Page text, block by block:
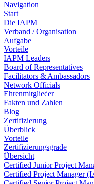
Navigation
Start
Die IAPM
Verband / Organisation
Aufgabe
Vorteile
IAPM Leaders
Board of Representatives
Facilitators & Ambassadors
Network Officials
Ehrenmitglieder
Fakten und Zahlen
Blog
Zertifizierung
Überblick
Vorteile
Zertifizierungsgrade
Übersicht
Certified Junior Project
Certified Project Manager